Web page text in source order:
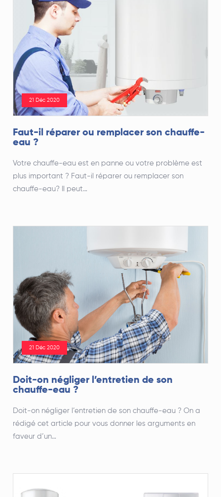
21 Déc 2020
Faut-il réparer ou remplacer son chauffe-
eau ?
Votre chauffe-eau est en panne ou votre problème est
plus important ? Faut-il réparer ou remplacer son
chauffe-eau? Il peut…
21 Déc 2020
Doit-on négliger l’entretien de son
chauffe-eau ?
Doit-on négliger l’entretien de son chauffe-eau ? On a
rédigé cet article pour vous donner les arguments en
faveur d’un…